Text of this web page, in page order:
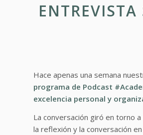
Hace apenas una semana
programa de Podcast #
excelencia personal y
La conversación giró en torno
la reflexión y la conversación